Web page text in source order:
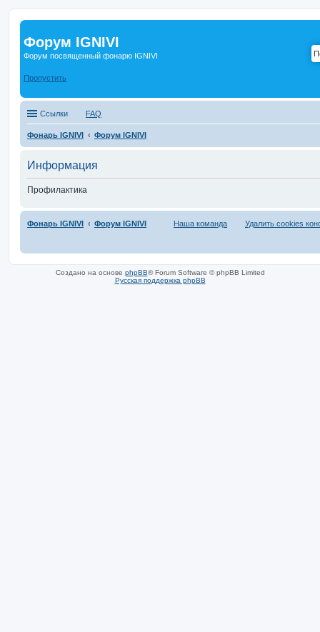
Форум IGNIVI
Форум посвященный фонарю IGNIVI
Пропустить
Ссылки FAQ
Фонарь IGNIVI Форум IGNIVI
Информация
Профилактика
Фонарь IGNIVI Форум IGNIVI Удалить cookies
Наша команда
Создано на основе phpBB® Forum Software © phpBB Limited
Русская поддержка phpBB